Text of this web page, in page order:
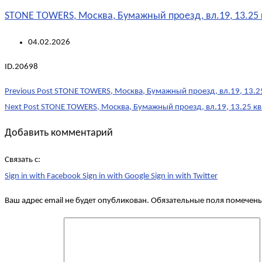
STONE TOWERS, Москва, Бумажный проезд, вл.19, 13.25
04.02.2026
ID.20698
Post
navigation
Previous Post STONE TOWERS, Москва, Бумажный проезд, вл.19,
Next Post STONE TOWERS, Москва, Бумажный проезд, вл.19, 13.25
Добавить комментарий
Связать с:
Sign in with Facebook Sign in with Google Sign in with Twitter
Ваш адрес email не будет опубликован. Обязательные поля